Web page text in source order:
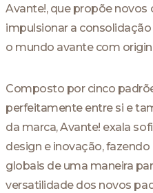
Avante!, que propõe novos
impulsionar a
o mundo avante com
Composto por cinco
perfeitamente entre si e
da marca, Avante! exala
design e inovação,
globais de uma maneira
versatilidade dos novos